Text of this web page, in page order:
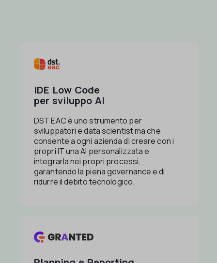
IDE Low Code
per sviluppo AI
DST EACè uno strumento per
sviluppatori e data scientist ma che
consente a ogni azienda di creare con i
propri IT una AI personalizzata e
integrarla nei propri processi,
garantendo la piena governance e di
ridurre il debito tecnologico.